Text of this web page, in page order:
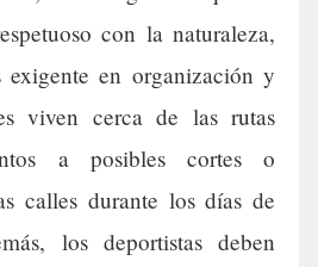
con la naturaleza,
exigente en organización y
viven cerca de las rutas
a posibles cortes o
calles durante los días de
los deportistas deben